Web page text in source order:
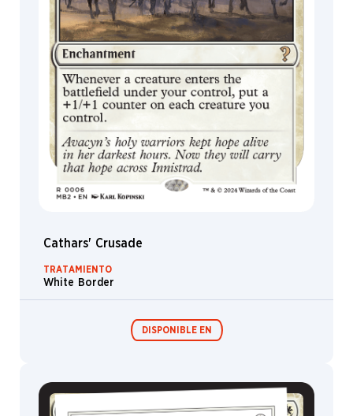
Cathars' Crusade
TRATAMIENTO
White Border
DISPONIBLE EN
Box